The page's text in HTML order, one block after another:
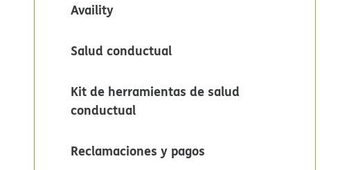
Availity​​
Salud conductual​​
Kit de herramientas de salud
conductual​​
Reclamaciones y pagos​​